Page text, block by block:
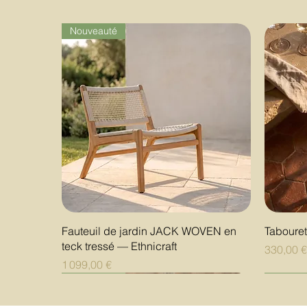
Aperçu rapide
Nouveauté
Fauteuil de jardin JACK WOVEN en
teck tressé — Ethnicraft
Prix
1 099,00 €
Prix
330,00 €